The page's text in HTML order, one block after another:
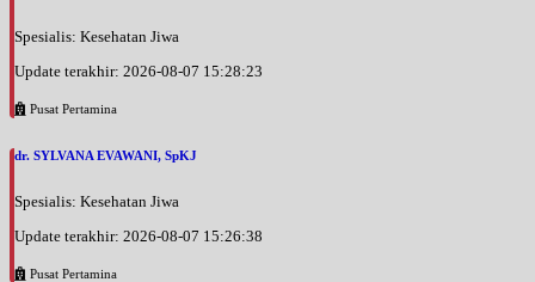
Spesialis: Kesehatan Jiwa
Update terakhir: 2026-08-07 15:28:23
Pusat Pertamina
dr. SYLVANA EVAWANI, SpKJ
Spesialis: Kesehatan Jiwa
Update terakhir: 2026-08-07 15:26:38
Pusat Pertamina